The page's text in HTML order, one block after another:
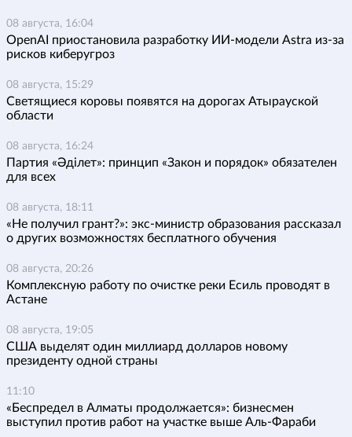
08 августа, 16:04
OpenAI приостановила разработку ИИ-модели Astra из-за
рисков киберугроз
08 августа, 15:29
Светящиеся коровы появятся на дорогах Атырауской
области
08 августа, 16:24
Партия «Әділет»: принцип «Закон и порядок» обязателен
для всех
08 августа, 18:11
«Не получил грант?»: экс-министр образования рассказал
о других возможностях бесплатного обучения
08 августа, 20:26
Комплексную работу по очистке реки Есиль проводят в
Астане
08 августа, 19:05
США выделят один миллиард долларов новому
президенту одной страны
11:10
«Беспредел в Алматы продолжается»: бизнесмен
выступил против работ на участке выше Аль-Фараби